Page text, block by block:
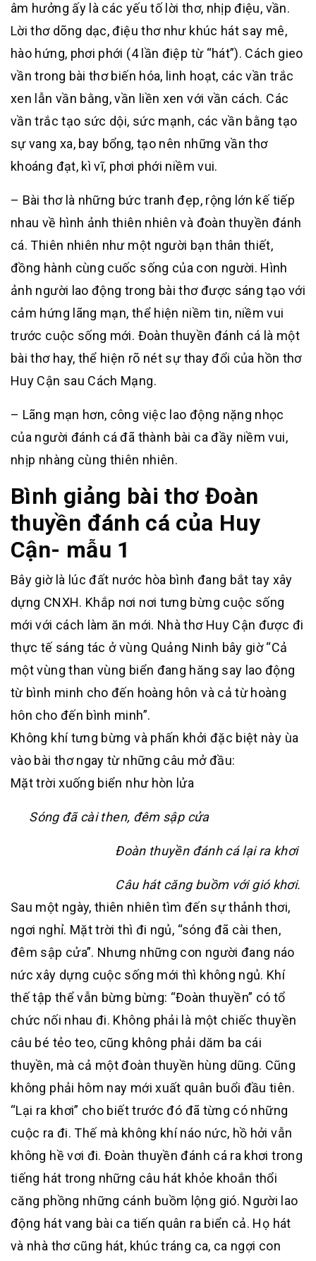
âm hưởng ấy là các yếu tố lời thơ, nhịp điệu, vần.
Lời thơ dõng dạc, điệu thơ như khúc hát say mê,
hào hứng, phơi phới (4 lần điệp từ “hát”). Cách gieo
vần trong bài thơ biến hóa, linh hoạt, các vần trắc
xen lẫn vần bằng, vần liền xen với vần cách. Các
vần trắc tạo sức dội, sức mạnh, các vần bằng tạo
sự vang xa, bay bổng, tạo nên những vần thơ
khoáng đạt, kì vĩ, phơi phới niềm vui.
– Bài thơ là những bức tranh đẹp, rộng lớn kế tiếp
nhau về hình ảnh thiên nhiên và đoàn thuyền đánh
cá. Thiên nhiên như một người bạn thân thiết,
đồng hành cùng cuốc sống của con người. Hình
ảnh người lao động trong bài thơ được sáng tạo với
cảm hứng lãng mạn, thể hiện niềm tin, niềm vui
trước cuộc sống mới. Đoàn thuyền đánh cá là một
bài thơ hay, thể hiện rõ nét sự thay đổi của hồn thơ
Huy Cận sau Cách Mạng.
– Lãng mạn hơn, công việc lao động nặng nhọc
của người đánh cá đã thành bài ca đầy niềm vui,
nhịp nhàng cùng thiên nhiên.
Bình giảng bài thơ Đoàn
thuyền đánh cá của Huy
Cận- mẫu 1
Bây giờ là lúc đất nước hòa bình đang bắt tay xây
dựng CNXH. Khắp nơi nơi tưng bừng cuộc sống
mới với cách làm ăn mới. Nhà thơ Huy Cận được đi
thực tế sáng tác ở vùng Quảng Ninh bây giờ “Cả
một vùng than vùng biển đang hăng say lao động
từ bình minh cho đến hoàng hôn và cả từ hoàng
hôn cho đến bình minh”.
Không khí tưng bừng và phấn khởi đặc biệt này ùa
vào bài thơ ngay từ những câu mở đầu:
Mặt trời xuống biển như hòn lửa
Sóng đã cài then, đêm sập cửa
Đoàn thuyền đánh cá lại ra khơi
Câu hát căng buồm với gió khơi.
Sau một ngày, thiên nhiên tìm đến sự thảnh thơi,
ngơi nghỉ. Mặt trời thì đi ngủ, “sóng đã cài then,
đêm sập cửa”. Nhưng những con người đang náo
nức xây dựng cuộc sống mới thì không ngủ. Khí
thế tập thể vẫn bừng bừng: “Đoàn thuyền” có tổ
chức nối nhau đi. Không phải là một chiếc thuyền
câu bé tẻo teo, cũng không phải dăm ba cái
thuyền, mà cả một đoàn thuyền hùng dũng. Cũng
không phải hôm nay mới xuất quân buổi đầu tiên.
“Lại ra khơi” cho biết trước đó đã từng có những
cuộc ra đi. Thế mà không khí náo nức, hồ hởi vẫn
không hề vơi đi. Đoàn thuyền đánh cá ra khơi trong
tiếng hát trong những câu hát khỏe khoắn thổi
căng phồng những cánh buồm lộng gió. Người lao
động hát vang bài ca tiến quân ra biển cả. Họ hát
và nhà thơ cũng hát, khúc tráng ca, ca ngợi con